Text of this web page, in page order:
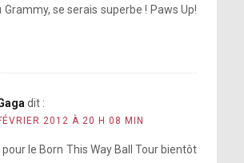
Grammy, se serais superbe ! Paws Up!
dit :
2012 À 20 H 08 MIN
le Born This Way Ball Tour bientôt